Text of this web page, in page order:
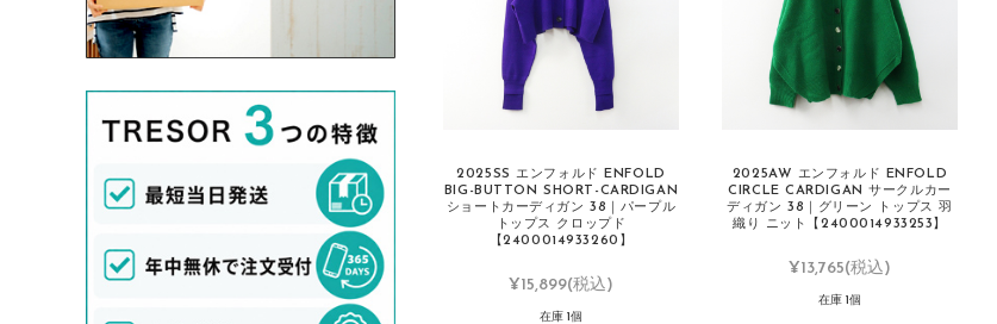
2025SS エンフォルド ENFOLD
BIG-BUTTON SHORT-CARDIGAN
ショートカーディガン 38｜パープル
トップス クロップド
【2400014933260】
¥15,899(税込)
在庫 1個
2025AW エンフォルド ENFOLD
CIRCLE CARDIGAN サークルカー
ディガン 38｜グリーン トップス 羽
織り ニット【2400014933253】
¥13,765(税込)
在庫 1個
dosa/ドーサ
Dr.Martens/ドクターマーチン
Dsquared2/ディースクエアード
ENFOLD/エンフォルド
ENGINEERED GARMENTS/エンジニア